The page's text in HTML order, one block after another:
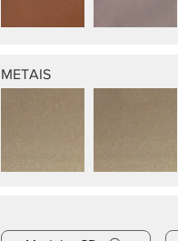
METAIS